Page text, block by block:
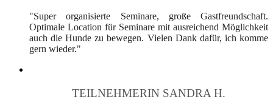
"Super organisierte Seminare, große Gastfreundschaft.
Optimale Location für Seminare mit ausreichend Möglichkeit
auch die Hunde zu bewegen. Vielen Dank dafür, ich komme
gern wieder."
TEILNEHMERIN SANDRA H.